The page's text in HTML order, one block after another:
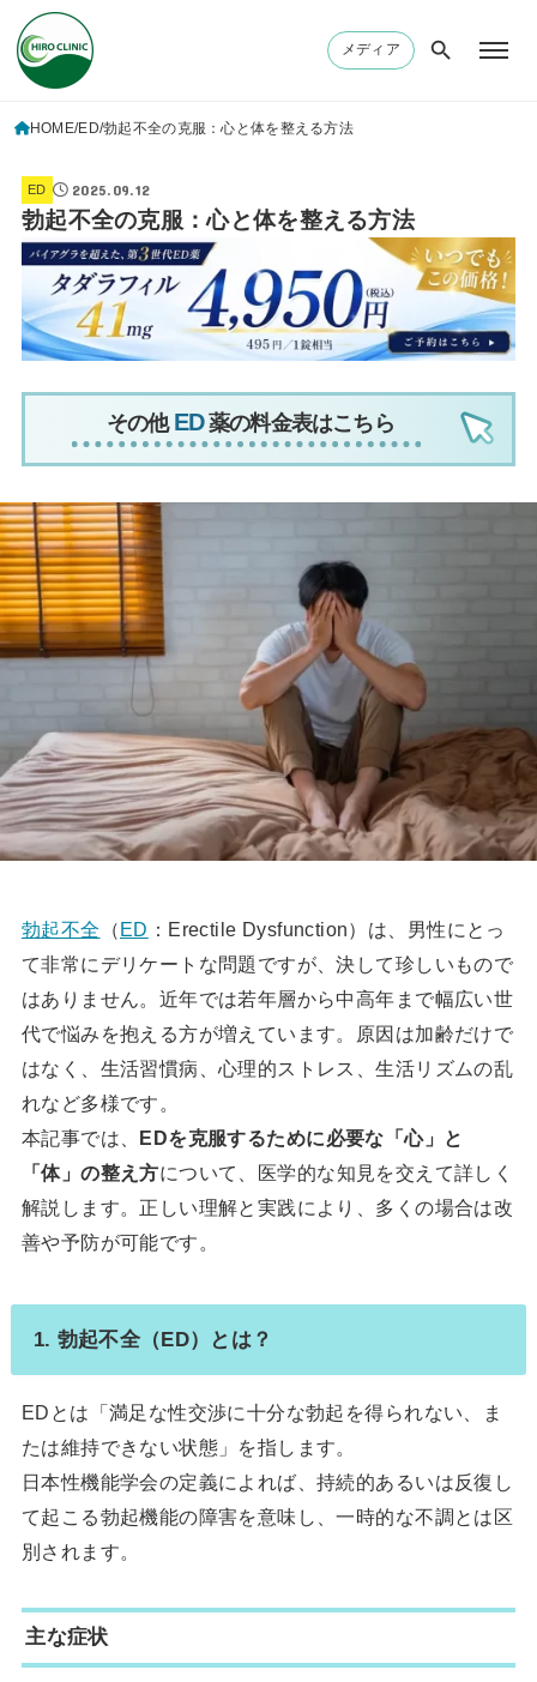
メディア
HOME ED 勃起不全の克服：心と体を整える方法
ED 2025.09.12
勃起不全の克服：心と体を整える方法
その他 薬の料金表はこちら
勃起不全 （ED ：Erectile Dysfunction）は、男性にとっ
て非常にデリケートな問題ですが、決して珍しいもので
はありません。近年では若年層から中高年まで幅広い世
代で悩みを抱える方が増えています。原因は加齢だけで
はなく、生活習慣病、心理的ストレス、生活リズムの乱
れなど多様です。
本記事では、 EDを克服するために必要な「心」と
「体」の整え方について、医学的な知見を交えて詳しく
解説します。正しい理解と実践により、多くの場合は改
善や予防が可能です。
1. 勃起不全（ED）とは？
EDとは「満足な性交渉に十分な勃起を得られない、ま
たは維持できない状態」を指します。
日本性機能学会の定義によれば、持続的あるいは反復し
て起こる勃起機能の障害を意味し、一時的な不調とは区
別されます。
主な症状